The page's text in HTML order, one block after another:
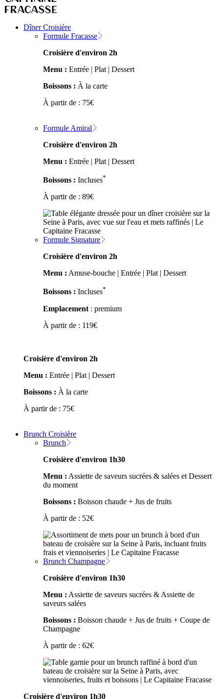
Dîner Croisière
Formule Fracasse
Croisière d'environ 2h
Menu : Entrée | Plat | Dessert
Boissons : À la carte
À partir de : 75€
Formule Amiral
Croisière d'environ 2h
Menu : Entrée | Plat | Dessert
Boissons : Incluses*
À partir de : 89€
Formule Signature
Croisière d'environ 2h
Menu : Amuse-bouche | Entrée | Plat | Dessert
Boissons : Incluses*
Emplacement : premium
À partir de : 119€
Croisière d'environ 2h
Menu : Entrée | Plat | Dessert
Boissons : À la carte
À partir de : 75€
Brunch Croisière
Brunch
Croisière d'environ 1h30
Menu : Assiette de saveurs sucrées & salées et Dessert
du moment
Boissons : Boisson chaude + Jus de fruits
À partir de : 52€
Brunch Champagne
Croisière d'environ 1h30
Menu : Assiette de saveurs sucrées & Assiette de
saveurs salées
Boissons : Boisson chaude + Jus de fruits + Coupe de
Champagne
À partir de : 62€
Croisière d'environ 1h30